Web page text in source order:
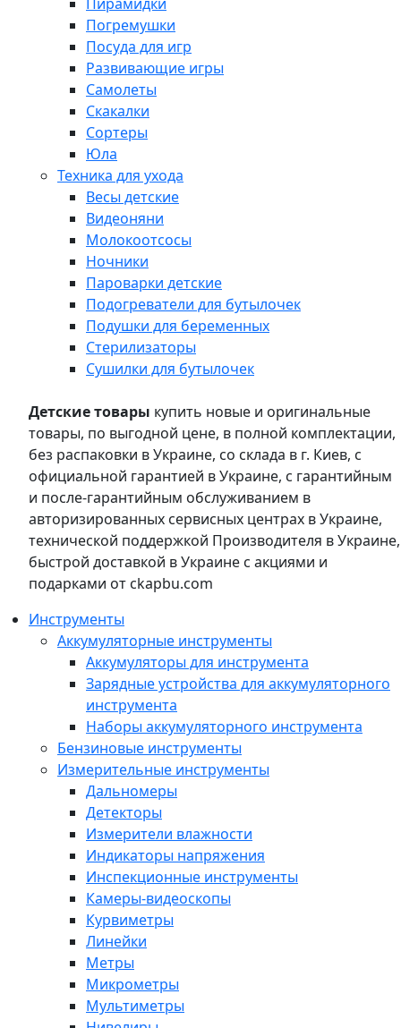
Погремушки
Посуда для игр
Развивающие игры
Самолеты
Скакалки
Сортеры
Юла
Техника для ухода
Весы детские
Видеоняни
Молокоотсосы
Ночники
Пароварки детские
Подогреватели для бутылочек
Подушки для беременных
Стерилизаторы
Сушилки для бутылочек
Детские товары купить новые и оригинальные
товары, по выгодной цене, в полной комплектации,
без распаковки в Украине, со склада в г. Киев, с
официальной гарантией в Украине, с гарантийным
и после-гарантийным обслуживанием в
авторизированных сервисных центрах в Украине,
технической поддержкой Производителя в Украине,
быстрой доставкой в Украине с акциями и
подарками от ckapbu.com
Инструменты
Аккумуляторные инструменты
Аккумуляторы для инструмента
Зарядные устройства для аккумуляторного
инструмента
Наборы аккумуляторного инструмента
Бензиновые инструменты
Измерительные инструменты
Дальномеры
Детекторы
Измерители влажности
Индикаторы напряжения
Инспекционные инструменты
Камеры-видеоскопы
Курвиметры
Линейки
Метры
Микрометры
Мультиметры